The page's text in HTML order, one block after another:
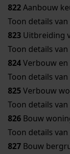
822Aanbouw
Toon details
823 Uitbreiding
Toon details
824Verbouw
Toon details
825Verbouw
Toon details
826 Bouw
Toon details
827 Bouw